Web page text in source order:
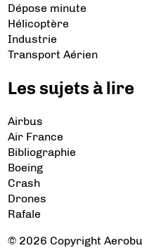
Dépose minute
Hélicoptère
Industrie
Transport Aérien
Les sujets à lire
Airbus
Air France
Bibliographie
Boeing
Crash
Drones
Rafale
© 2026 Copyright